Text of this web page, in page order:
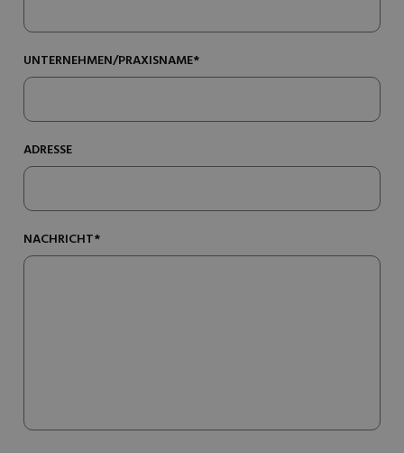
UNTERNEHMEN/PRAXISNAME*
ADRESSE
NACHRICHT*